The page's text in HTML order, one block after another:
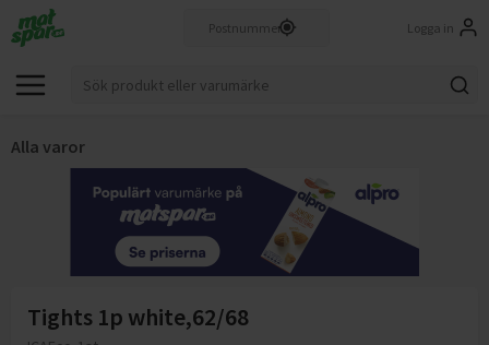
Logga in
Alla varor
Tights 1p white,62/68